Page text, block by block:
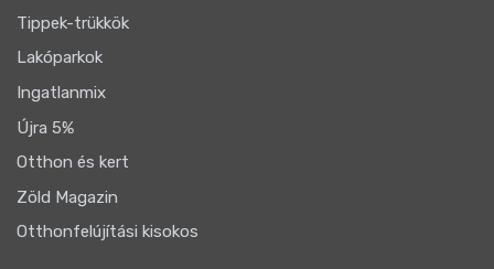
Tippek-trükkök
Lakóparkok
Ingatlanmix
Újra 5%
Otthon és kert
Zöld Magazin
Otthonfelújítási kisokos